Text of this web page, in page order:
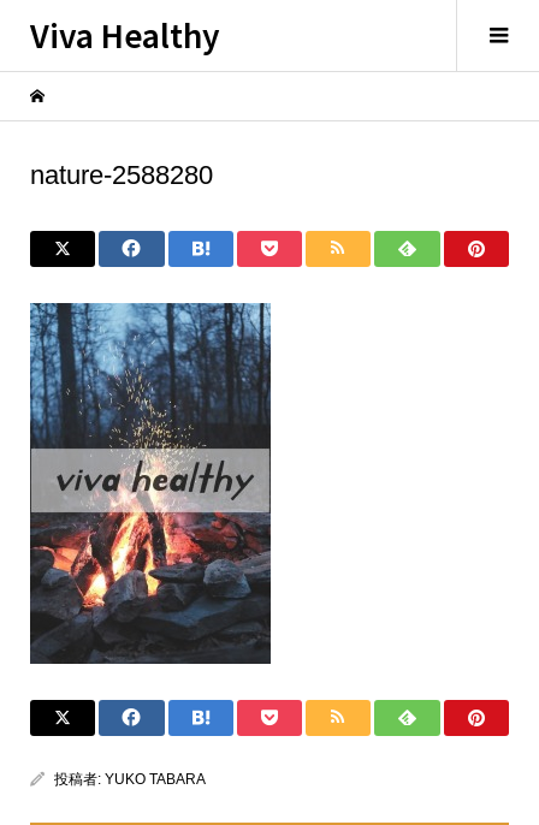
Viva Healthy
nature-2588280
投稿者: YUKO TABARA